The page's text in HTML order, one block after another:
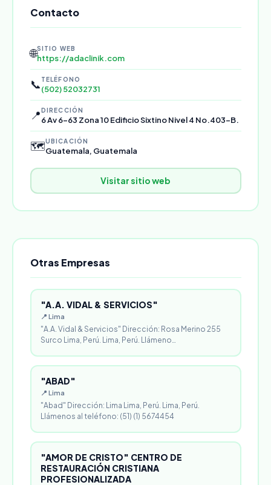
Contacto
🌐SITIO WEB
https://adaclinik.com
📞 TELÉFONO
(502) 52032731
📍DIRECCIÓN
6 Av 6-63 Zona 10 Edificio Sixtino Nivel 4 No.403-B.
🗺️UBICACIÓN
Guatemala, Guatemala
Visitar sitio web
Otras Empresas
"A.A. VIDAL & SERVICIOS"
📍 Lima
"A.A. Vidal & Servicios" Dirección: Rosa Merino 255
Surco Lima, Perú. Lima, Perú. Llámeno…
"ABAD"
📍 Lima
"Abad" Dirección: Lima Lima, Perú. Lima, Perú.
Llámenos al teléfono: (51) (1) 5674454
"AMOR DE CRISTO" CENTRO DE
RESTAURACIÓN CRISTIANA
PROFESIONALIZADA